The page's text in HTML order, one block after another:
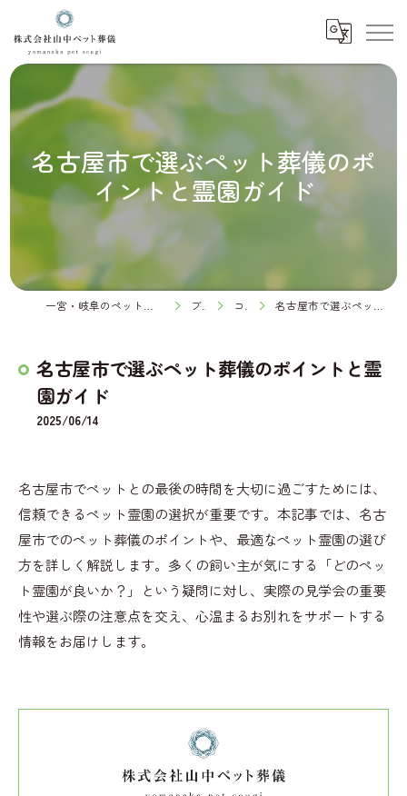
名古屋市で選ぶペット葬儀のポ
イントと霊園ガイド
ブログ コラム 名古屋市で選ぶペット葬儀のポイントと霊園ガイド
名古屋市で選ぶペット葬儀のポイントと霊
園ガイド
2025/06/14
名古屋市でペットとの最後の時間を大切に過ごすためには、
信頼できるペット霊園の選択が重要です。本記事では、名古
屋市でのペット葬儀のポイントや、最適なペット霊園の選び
方を詳しく解説します。多くの飼い主が気にする「どのペッ
ト霊園が良いか？」という疑問に対し、実際の見学会の重要
性や選ぶ際の注意点を交え、心温まるお別れをサポートする
情報をお届けします。